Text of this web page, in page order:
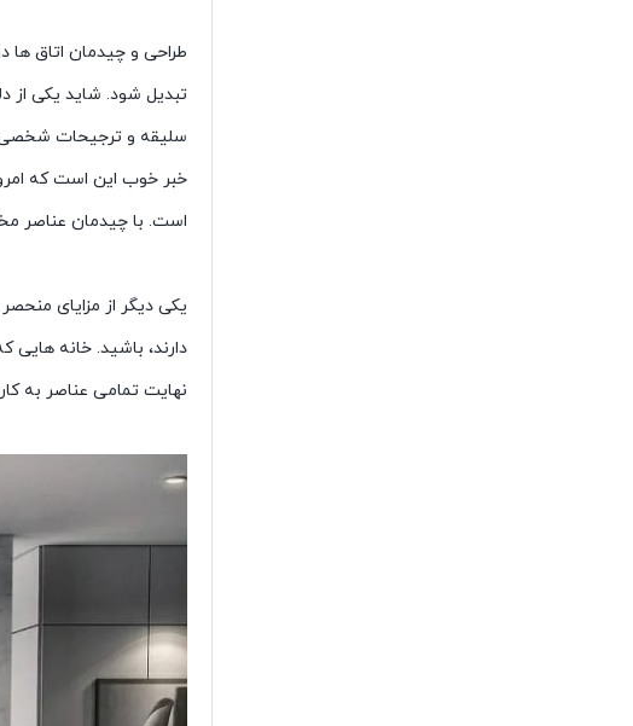
طراحی و چیدمان اتاق
تبدیل شود. شاید یکی از
سلیقه و ترجیحات شخصی
خبر خوب این است که
است. با چیدمان عناصر
یکی دیگر از مزایای
دارند، باشید. خانه
نهایت تمامی عناصر به